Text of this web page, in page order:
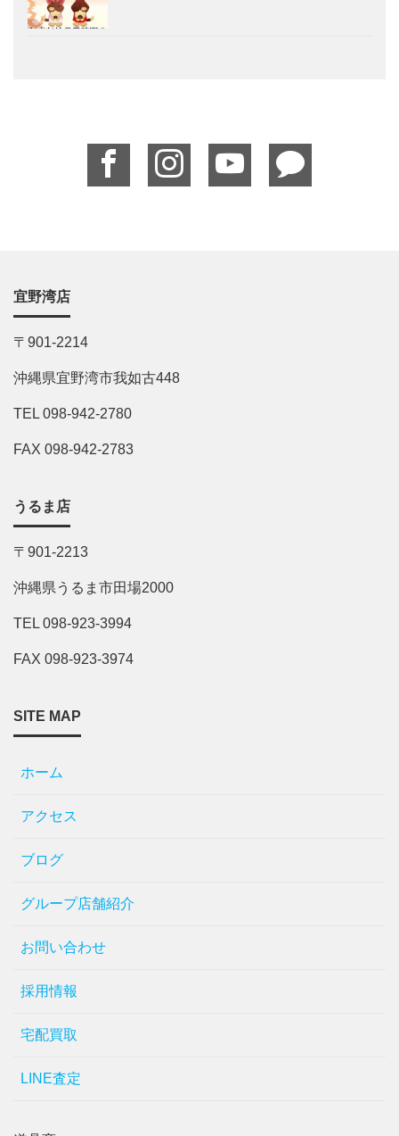
宜野湾店
〒901-2214
沖縄県宜野湾市我如古448
TEL 098-942-2780
FAX 098-942-2783
うるま店
〒901-2213
沖縄県うるま市田場2000
TEL 098-923-3994
FAX 098-923-3974
SITE MAP
ホーム
アクセス
ブログ
グループ店舗紹介
お問い合わせ
採用情報
宅配買取
LINE査定